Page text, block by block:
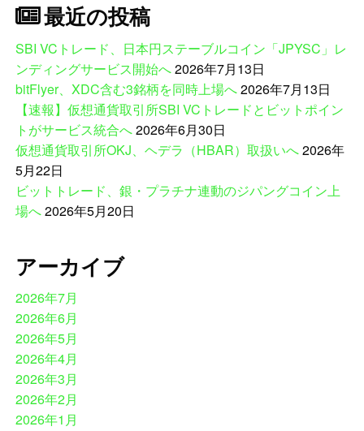
最近の投稿
SBI VCトレード、日本円ステーブルコイン「JPYSC」レ
ンディングサービス開始へ2026年7月13日
bitFlyer、XDC含む3銘柄を同時上場へ2026年7月13日
【速報】仮想通貨取引所SBI VCトレードとビットポイン
トがサービス統合へ2026年6月30日
仮想通貨取引所OKJ、ヘデラ（HBAR）取扱いへ2026年
5月22日
ビットトレード、銀・プラチナ連動のジパングコイン上
場へ2026年5月20日
アーカイブ
2026年7月
2026年6月
2026年5月
2026年4月
2026年3月
2026年2月
2026年1月